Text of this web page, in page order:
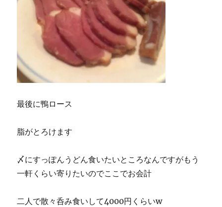
最後に鴨ロース
脂がとろけます
〆にすっぽんうどん食いたいところなんですがもう
一軒くらい寄りたいのでここでお会計
二人で散々呑み食いして4000円くらいw